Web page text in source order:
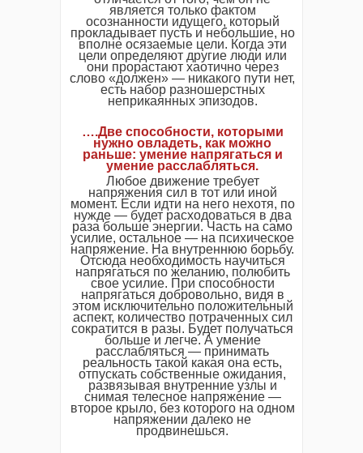
является только фактом
осознанности идущего, который
прокладывает пусть и небольшие, но
вполне осязаемые цели. Когда эти
цели определяют другие люди или
они прорастают хаотично через
слово «должен» — никакого пути нет,
есть набор разношерстных
неприкаянных эпизодов.
….Две способности, которыми
нужно овладеть, как можно
раньше: умение напрягаться и
умение расслабляться.
Любое движение требует
напряжения сил в тот или иной
момент. Если идти на него нехотя, по
нужде — будет расходоваться в два
раза больше энергии. Часть на само
усилие, остальное — на психическое
напряжение. На внутреннюю борьбу.
Отсюда необходимость научиться
напрягаться по желанию, полюбить
свое усилие. При способности
напрягаться добровольно, видя в
этом исключительно положительный
аспект, количество потраченных сил
сократится в разы. Будет получаться
больше и легче. А умение
расслабляться — принимать
реальность такой какая она есть,
отпускать собственные ожидания,
развязывая внутренние узлы и
снимая телесное напряжение —
второе крыло, без которого на одном
напряжении далеко не
продвинешься.